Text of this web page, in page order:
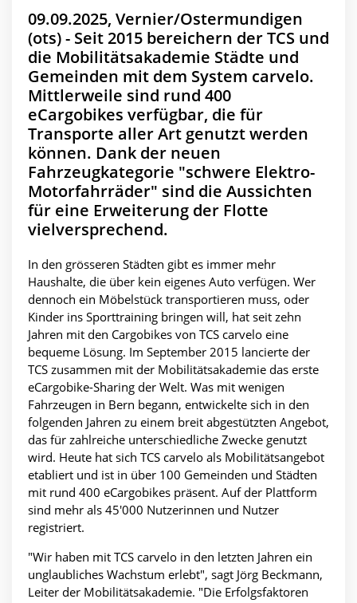
09.09.2025, Vernier/Ostermundigen
(ots) - Seit 2015 bereichern der TCS und
die Mobilitätsakademie Städte und
Gemeinden mit dem System carvelo.
Mittlerweile sind rund 400
eCargobikes verfügbar, die für
Transporte aller Art genutzt werden
können. Dank der neuen
Fahrzeugkategorie "schwere Elektro-
Motorfahrräder" sind die Aussichten
für eine Erweiterung der Flotte
vielversprechend.
In den grösseren Städten gibt es immer mehr
Haushalte, die über kein eigenes Auto verfügen. Wer
dennoch ein Möbelstück transportieren muss, oder
Kinder ins Sporttraining bringen will, hat seit zehn
Jahren mit den Cargobikes von TCS carvelo eine
bequeme Lösung. Im September 2015 lancierte der
TCS zusammen mit der Mobilitätsakademie das erste
eCargobike-Sharing der Welt. Was mit wenigen
Fahrzeugen in Bern begann, entwickelte sich in den
folgenden Jahren zu einem breit abgestützten Angebot,
das für zahlreiche unterschiedliche Zwecke genutzt
wird. Heute hat sich TCS carvelo als Mobilitätsangebot
etabliert und ist in über 100 Gemeinden und Städten
mit rund 400 eCargobikes präsent. Auf der Plattform
sind mehr als 45'000 Nutzerinnen und Nutzer
registriert.
"Wir haben mit TCS carvelo in den letzten Jahren ein
unglaubliches Wachstum erlebt", sagt Jörg Beckmann,
Leiter der Mobilitätsakademie. "Die Erfolgsfaktoren